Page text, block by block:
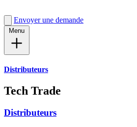
Envoyer une demande
Distributeurs
Tech Trade
Distributeurs